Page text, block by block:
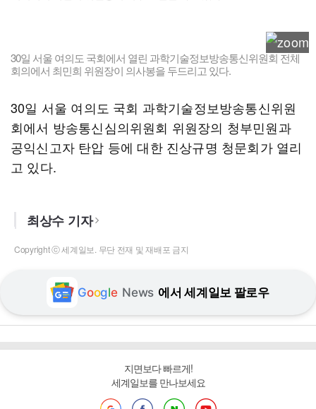
30일 서울 여의도 국회에서 열린 과학기술정보방송통신위원회 전체
회의에서 최민희 위원장이 의사봉을 두드리고 있다.
30일 서울 여의도 국회 과학기술정보방송통신위원
회에서 방송통신심의위원회 위원장의 청부민원과
공익신고자 탄압 등에 대한 진상규명 청문회가 열리
고 있다.
최상수 기자
Copyright ⓒ 세계일보. 무단 전재 및 재배포 금지
Google News 에서 세계일보 팔로우
지면보다 빠르게!
세계일보를 만나보세요